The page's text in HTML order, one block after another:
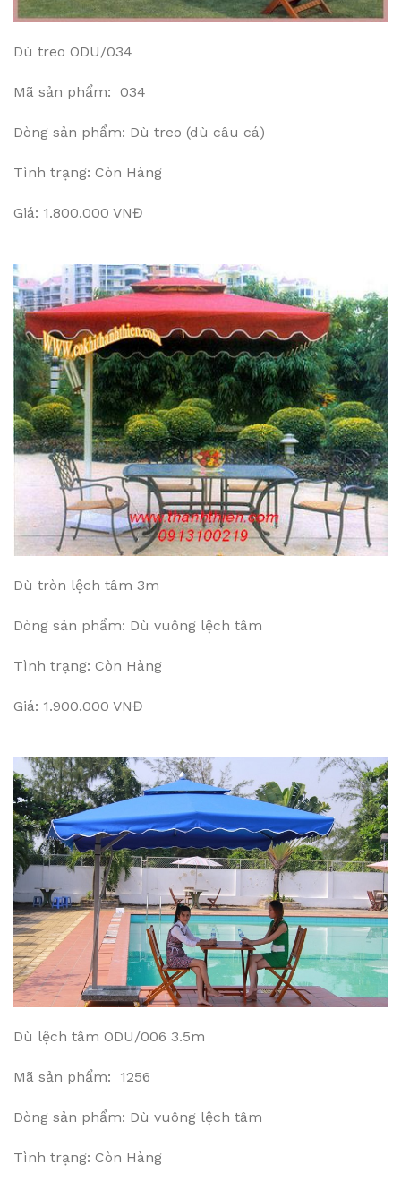
Dù treo ODU/034
Mã sản phẩm: 034
Dòng sản phẩm: Dù treo (dù câu cá)
Tình trạng: Còn Hàng
Giá: 1.800.000 VNĐ
Dù tròn lệch tâm 3m
Dòng sản phẩm: Dù vuông lệch tâm
Tình trạng: Còn Hàng
Giá: 1.900.000 VNĐ
Dù lệch tâm ODU/006 3.5m
Mã sản phẩm: 1256
Dòng sản phẩm: Dù vuông lệch tâm
Tình trạng: Còn Hàng